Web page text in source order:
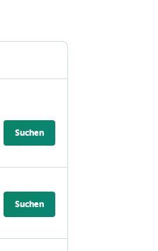
Suchen
Suchen